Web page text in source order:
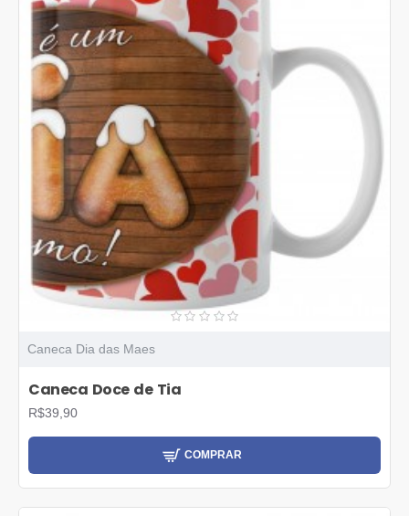
Caneca Dia das Maes
Caneca Doce de Tia
R$39,90
COMPRAR